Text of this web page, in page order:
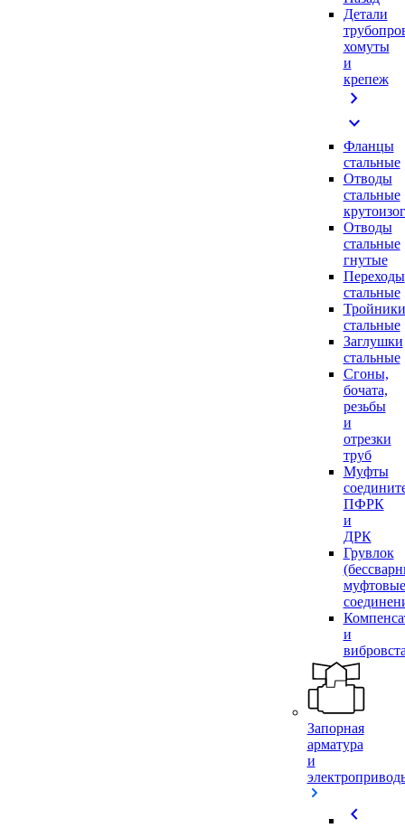
Детали
хомуты
и
крепеж
chevron_right
expand_more
Фланцы
стальные
Отводы
стальные
Отводы
стальные
гнутые
Переходы
стальные
Тройники
стальные
Заглушки
стальные
Сгоны,
бочата,
резьбы
и
отрезки
труб
Муфты
ПФРК
и
ДРК
Грувлок
муфтовые
и
Запорная
арматура
и
chevron_left